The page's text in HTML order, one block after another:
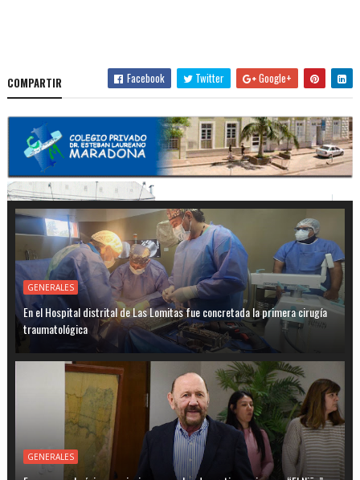
COMPARTIR Facebook Twitter Google+
GENERALES
En el Hospital distrital de Las Lomitas fue concretada la primera cirugía
traumatológica
GENERALES